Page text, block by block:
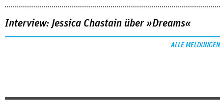
Interview: Jessica Chastain über »Dreams«
ALLE MELDUNGEN